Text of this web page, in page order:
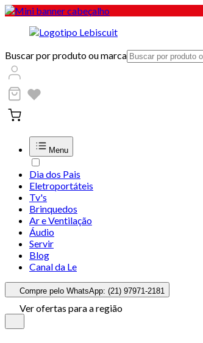
Buscar por produto ou marca
Menu
Dia dos Pais
Eletroportáteis
Tv's
Brinquedos
Ar e Ventilação
Áudio
Servir
Blog
Canal da Le
Compre pelo WhatsApp: (21) 97971-2181
Ver ofertas para a região